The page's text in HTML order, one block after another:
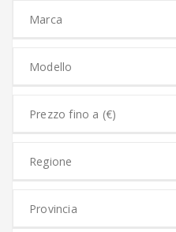
Marca
Modello
Prezzo fino a (€)
Regione
Provincia